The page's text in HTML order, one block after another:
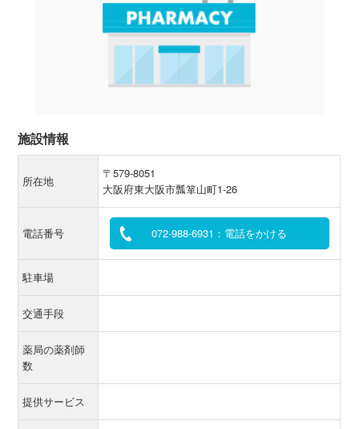
施設情報
所在地
〒579-8051
大阪府東大阪市瓢箪山町1-26
電話番号 072-988-6931：電話をかける
駐車場
交通手段
薬局の薬剤師
数
提供サービス